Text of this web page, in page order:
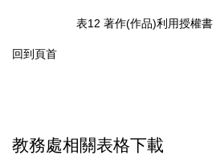
表12 著作(作品)利用授權書
回到頁首
教務處相關表格下載